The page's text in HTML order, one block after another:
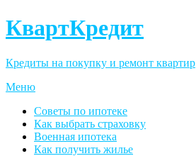
КвартКредит
Кредиты на покупку и ремонт квартир
Меню
Советы по ипотеке
Как выбрать страховку
Военная ипотека
Как получить жилье